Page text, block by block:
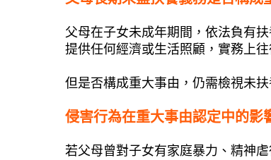
父母在子女未成年期間，依法負有
提供任何經濟或生活照顧，實務上
但是否構成重大事由，仍需檢視未
侵害行為在重大事由認定中的影
若父母曾對子女有家庭暴力、精神